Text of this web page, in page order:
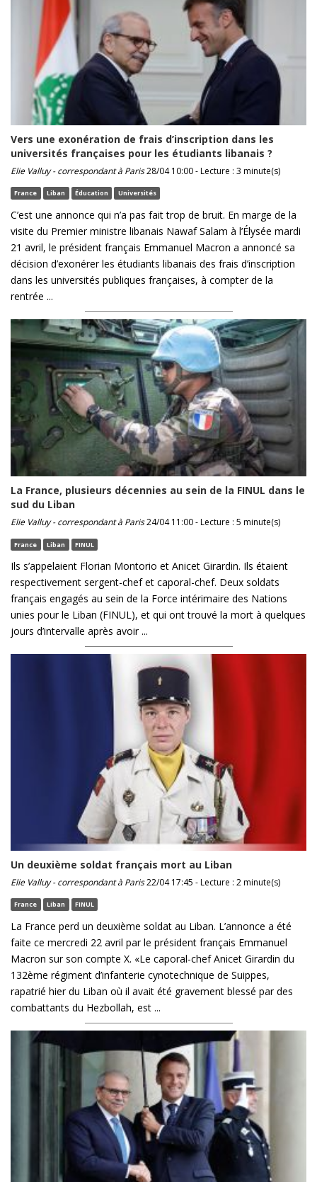
Vers une exonération de frais d’inscription dans les
universités françaises pour les étudiants libanais ?
Elie Valluy - correspondant à Paris28/04 10:00 - Lecture : 3 minute(s)
France Liban Éducation Universités
C’est une annonce qui n’a pas fait trop de bruit. En marge de la
visite du Premier ministre libanais Nawaf Salam à l’Élysée mardi
21 avril, le président français Emmanuel Macron a annoncé sa
décision d’exonérer les étudiants libanais des frais d’inscription
dans les universités publiques françaises, à compter de la
rentrée ...
La France, plusieurs décennies au sein de la FINUL dans le
sud du Liban
Elie Valluy - correspondant à Paris24/04 11:00 - Lecture : 5 minute(s)
France Liban FINUL
Ils s’appelaient Florian Montorio et Anicet Girardin. Ils étaient
respectivement sergent-chef et caporal-chef. Deux soldats
français engagés au sein de la Force intérimaire des Nations
unies pour le Liban (FINUL), et qui ont trouvé la mort à quelques
jours d’intervalle après avoir ...
Un deuxième soldat français mort au Liban
Elie Valluy - correspondant à Paris22/04 17:45 - Lecture : 2 minute(s)
France Liban FINUL
La France perd un deuxième soldat au Liban. L’annonce a été
faite ce mercredi 22 avril par le président français Emmanuel
Macron sur son compte X. «Le caporal-chef Anicet Girardin du
132ème régiment d’infanterie cynotechnique de Suippes,
rapatrié hier du Liban où il avait été gravement blessé par des
combattants du Hezbollah, est ...